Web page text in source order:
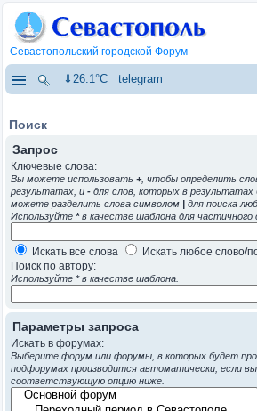
Севастопольский городской Форум
⇓26.1°C telegram
Поиск
Запрос
Ключевые слова:
Вы можете использовать +, чтобы определить
результатах, и - для слов, которых в
можете разделить слова символом | для поиска
Используйте *в качестве шаблона для частичного
Искать все слова
Искать любое слово/
Поиск по автору:
Используйте * в качестве шаблона.
Параметры запроса
Искать в форумах:
Выберите форум или форумы, в которых будет
подфорумах производится автоматически, если
соответствующую опцию ниже.